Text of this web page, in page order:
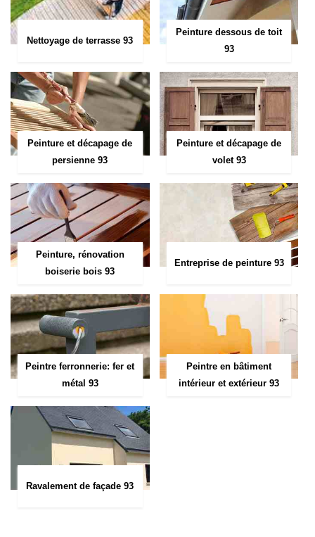
Nettoyage de terrasse 93
Peinture dessous de toit
93
Peinture et décapage de
persienne 93
Peinture et décapage de
volet 93
Peinture, rénovation
boiserie bois 93
Entreprise de peinture 93
Peintre ferronnerie: fer et
métal 93
Peintre en bâtiment
intérieur et extérieur 93
Ravalement de façade 93